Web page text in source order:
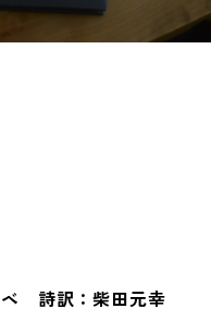
ベ 詩訳：柴田元幸